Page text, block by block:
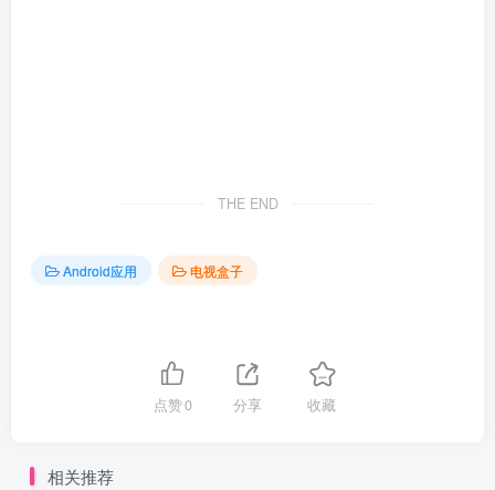
THE END
Android应用 电视盒子
点赞0 分享 收藏
相关推荐